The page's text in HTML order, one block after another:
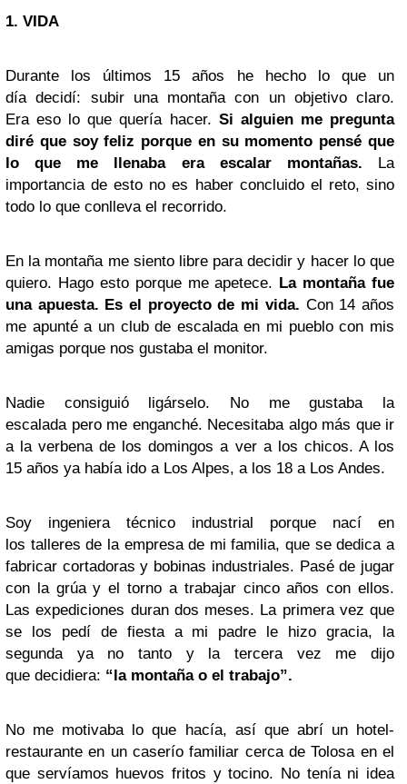
1. VIDA
Durante los últimos 15 años he hecho lo que un
día decidí: subir una montaña con un objetivo claro.
Era eso lo que quería hacer. Si alguien me pregunta
diré que soy feliz porque en su momento pensé que
lo que me llenaba era escalar montañas. La
importancia de esto no es haber concluido el reto, sino
todo lo que conlleva el recorrido.
En la montaña me siento libre para decidir y hacer lo que
quiero. Hago esto porque me apetece. La montaña fue
una apuesta. Es el proyecto de mi vida. Con 14 años
me apunté a un club de escalada en mi pueblo con mis
amigas porque nos gustaba el monitor.
Nadie consiguió ligárselo. No me gustaba la
escalada pero me enganché. Necesitaba algo más que ir
a la verbena de los domingos a ver a los chicos. A los
15 años ya había ido a Los Alpes, a los 18 a Los Andes.
Soy ingeniera técnico industrial porque nací en
los talleres de la empresa de mi familia, que se dedica a
fabricar cortadoras y bobinas industriales. Pasé de jugar
con la grúa y el torno a trabajar cinco años con ellos.
Las expediciones duran dos meses. La primera vez que
se los pedí de fiesta a mi padre le hizo gracia, la
segunda ya no tanto y la tercera vez me dijo
que decidiera: “la montaña o el trabajo”.
No me motivaba lo que hacía, así que abrí un hotel-
restaurante en un caserío familiar cerca de Tolosa en el
que servíamos huevos fritos y tocino. No tenía ni idea